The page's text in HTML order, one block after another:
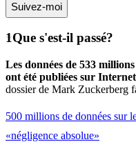
Suivez-moi
Que s'est-il passé?
Les données de 533
ont été publiées sur Internet
dossier de Mark Zuckerberg
500 millions de données sur
«négligence absolue»